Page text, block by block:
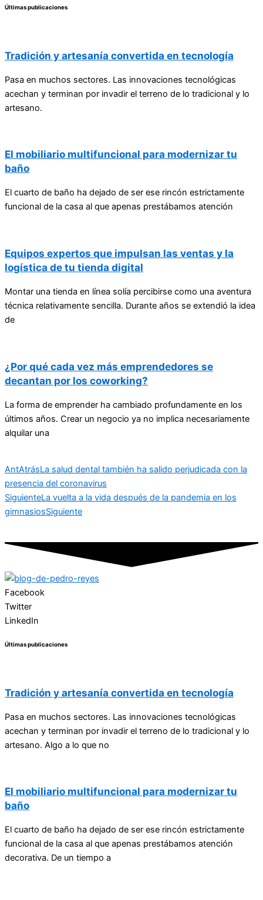
Últimas publicaciones
Tradición y artesanía convertida en tecnología
Pasa en muchos sectores. Las innovaciones tecnológicas
acechan y terminan por invadir el terreno de lo tradicional y lo
artesano.
El mobiliario multifuncional para modernizar tu
baño
El cuarto de baño ha dejado de ser ese rincón estrictamente
funcional de la casa al que apenas prestábamos atención
Equipos expertos que impulsan las ventas y la
logística de tu tienda digital
Montar una tienda en línea solía percibirse como una aventura
técnica relativamente sencilla. Durante años se extendió la idea
de
¿Por qué cada vez más emprendedores se
decantan por los coworking?
La forma de emprender ha cambiado profundamente en los
últimos años. Crear un negocio ya no implica necesariamente
alquilar una
AntAtrásLa salud dental también ha salido perjudicada con la
presencia del coronavirus
SiguienteLa vuelta a la vida después de la pandemia en los
gimnasiosSiguiente
Facebook
Twitter
LinkedIn
Últimas publicaciones
Tradición y artesanía convertida en tecnología
Pasa en muchos sectores. Las innovaciones tecnológicas
acechan y terminan por invadir el terreno de lo tradicional y lo
artesano. Algo a lo que no
El mobiliario multifuncional para modernizar tu
baño
El cuarto de baño ha dejado de ser ese rincón estrictamente
funcional de la casa al que apenas prestábamos atención
decorativa. De un tiempo a